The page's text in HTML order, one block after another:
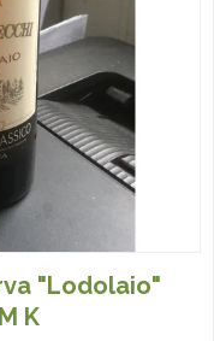
"Lodolaio"
K